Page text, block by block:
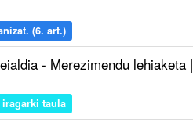
(6. art.)
- Merezimendu lehiaketa |
iragarki taula